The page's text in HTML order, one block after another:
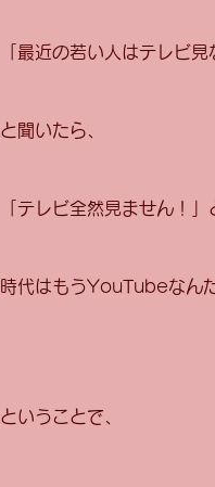
「最近の若い人はテレビ
と聞いたら、
「テレビ全然見ません！」
時代はもうYouTubeなん
ということで、